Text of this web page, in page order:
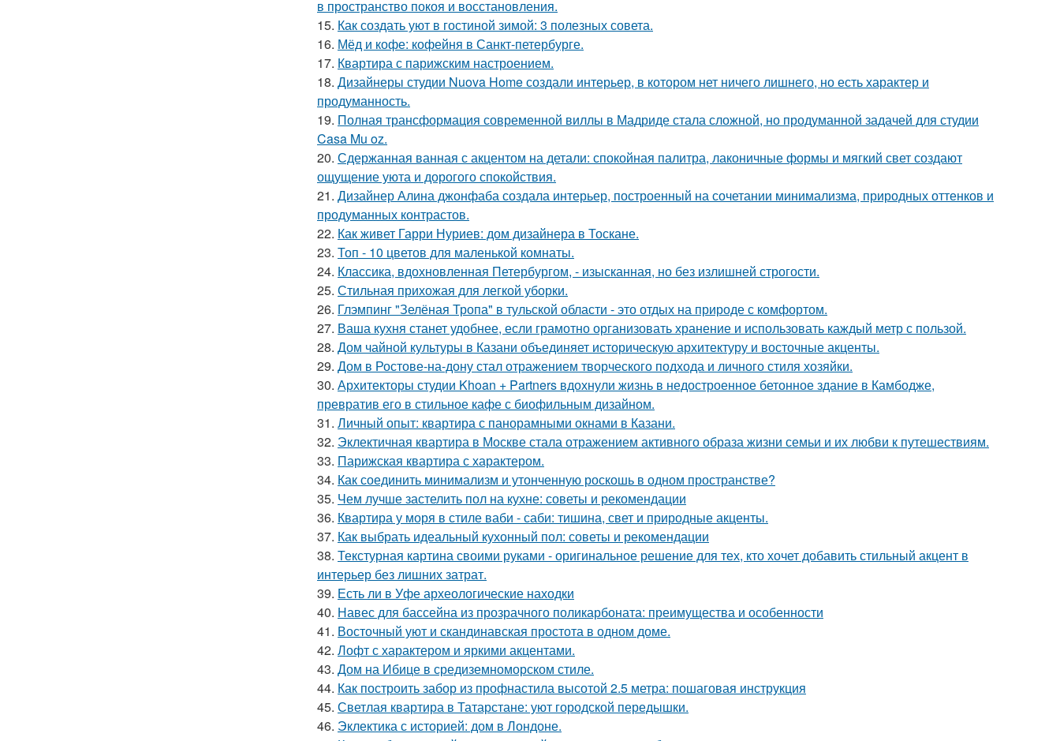
в пространство покоя и восстановления.
15. Как создать уют в гостиной зимой: 3 полезных совета.
16. Мёд и кофе: кофейня в Санкт-петербурге.
17. Квартира с парижским настроением.
18. Дизайнеры студии Nuova Home создали интерьер, в котором нет ничего лишнего, но есть характер и
продуманность.
19. Полная трансформация современной виллы в Мадриде стала сложной, но продуманной задачей для студии
Casa Mu oz.
20. Сдержанная ванная с акцентом на детали: спокойная палитра, лаконичные формы и мягкий свет создают
ощущение уюта и дорогого спокойствия.
21. Дизайнер Алина джонфаба создала интерьер, построенный на сочетании минимализма, природных оттенков и
продуманных контрастов.
22. Как живет Гарри Нуриев: дом дизайнера в Тоскане.
23. Топ - 10 цветов для маленькой комнаты.
24. Классика, вдохновленная Петербургом, - изысканная, но без излишней строгости.
25. Стильная прихожая для легкой уборки.
26. Глэмпинг "Зелёная Тропа" в тульской области - это отдых на природе с комфортом.
27. Ваша кухня станет удобнее, если грамотно организовать хранение и использовать каждый метр с пользой.
28. Дом чайной культуры в Казани объединяет историческую архитектуру и восточные акценты.
29. Дом в Ростове-на-дону стал отражением творческого подхода и личного стиля хозяйки.
30. Архитекторы студии Khoan + Partners вдохнули жизнь в недостроенное бетонное здание в Камбодже,
превратив его в стильное кафе с биофильным дизайном.
31. Личный опыт: квартира с панорамными окнами в Казани.
32. Эклектичная квартира в Москве стала отражением активного образа жизни семьи и их любви к путешествиям.
33. Парижская квартира с характером.
34. Как соединить минимализм и утонченную роскошь в одном пространстве?
35. Чем лучше застелить пол на кухне: советы и рекомендации
36. Квартира у моря в стиле ваби - саби: тишина, свет и природные акценты.
37. Как выбрать идеальный кухонный пол: советы и рекомендации
38. Текстурная картина своими руками - оригинальное решение для тех, кто хочет добавить стильный акцент в
интерьер без лишних затрат.
39. Есть ли в Уфе археологические находки
40. Навес для бассейна из прозрачного поликарбоната: преимущества и особенности
41. Восточный уют и скандинавская простота в одном доме.
42. Лофт с характером и яркими акцентами.
43. Дом на Ибице в средиземноморском стиле.
44. Как построить забор из профнастила высотой 2.5 метра: пошаговая инструкция
45. Светлая квартира в Татарстане: уют городской передышки.
46. Эклектика с историей: дом в Лондоне.